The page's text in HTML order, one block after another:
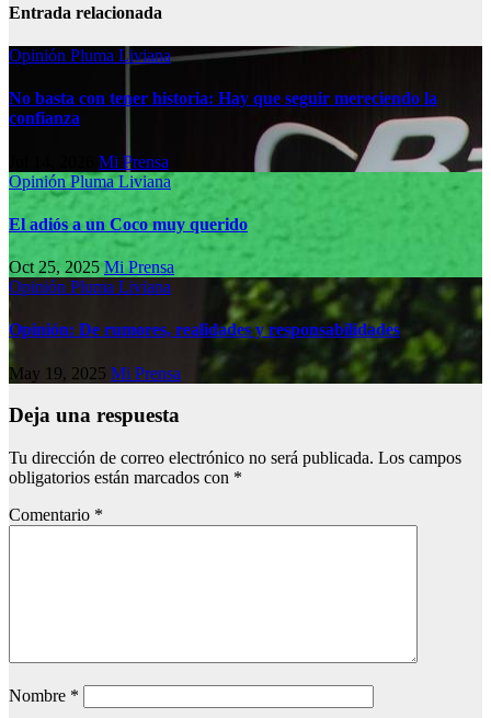
Entrada relacionada
Opinión Pluma Liviana
No basta con tener historia: Hay que seguir mereciendo la
confianza
Mi Prensa
Opinión Pluma Liviana
El adiós a un Coco muy querido
Oct 25, 2025 Mi Prensa
Opinión Pluma Liviana
Opinión: De rumores, realidades y responsabilidades
May 19, 2025 Mi Prensa
Deja una respuesta
Tu dirección de correo electrónico no será publicada. Los campos
obligatorios están marcados con *
Comentario *
Nombre *